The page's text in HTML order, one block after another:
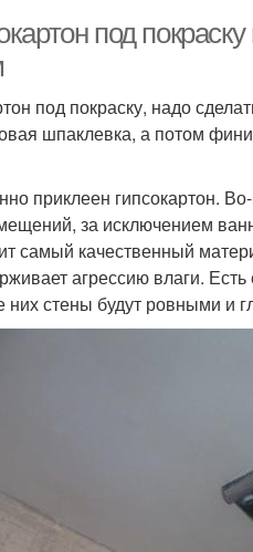
под
под покраску, надо
шпаклевка, а потом
приклеен гипсокартон.
за исключением
самый качественный
агрессию влаги.
стены будут ровными и